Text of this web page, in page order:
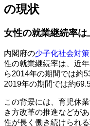
の現状
女性の就業継続率は
内閣府の少子化社会対
性の就業継続率は、近
ら2014年の期間では約
2019年の期間では約
この背景には、育児休
き方改革の推進などが
性が長く働き続けられ